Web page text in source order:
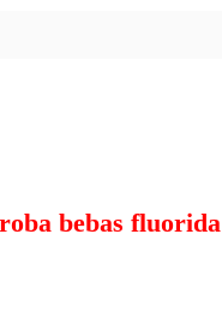
bebas fluorida